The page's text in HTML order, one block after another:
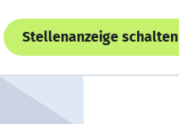
Stellenanzeige schalten